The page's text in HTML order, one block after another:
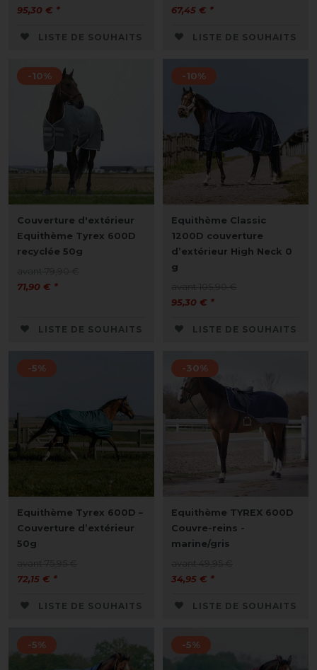
95,30 € *
LISTE DE SOUHAITS
67,45 € *
LISTE DE SOUHAITS
-10%
Couverture d'extérieur
Equithème Tyrex 600D
recyclée 50g
71,90 € *
LISTE DE SOUHAITS
-10%
Equithème Classic
1200D couverture
d’extérieur High Neck 0
g
95,30 € *
LISTE DE SOUHAITS
-5%
Equithème Tyrex 600D –
Couverture d’extérieur
50g
72,15 € *
LISTE DE SOUHAITS
-30%
Equithème TYREX 600D
Couvre-reins -
marine/gris
34,95 € *
LISTE DE SOUHAITS
-5% -5%